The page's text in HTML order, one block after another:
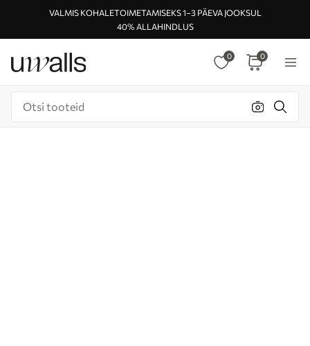
VALMIS KOHALETOIMETAMISEKS 1–3 PÄEVA JOOKSUL
40% ALLAHINDLUS
0 0